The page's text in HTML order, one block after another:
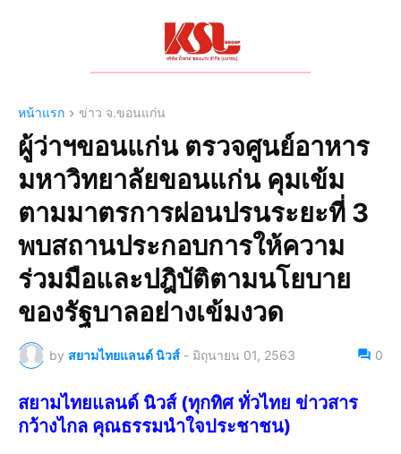
หน้าแรก ข่าว จ.ขอนแก่น
ผู้ว่าฯขอนแก่น ตรวจศูนย์อาหาร
มหาวิทยาลัยขอนแก่น คุมเข้ม
ตามมาตรการผ่อนปรนระยะที่ 3
พบสถานประกอบการให้ความ
ร่วมมือและปฎิบัติตามนโยบาย
ของรัฐบาลอย่างเข้มงวด
by สยามไทยแลนด์ นิวส์ - มิถุนายน 01, 2563 0
สยามไทยแลนด์ นิวส์ (ทุกทิศ ทั่วไทย ข่าวสาร
กว้างไกล คุณธรรมนำใจประชาชน)